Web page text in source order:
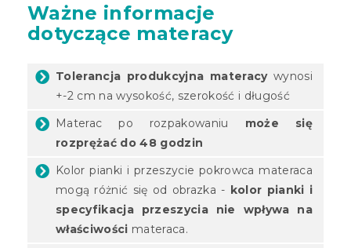
Ważne informacje
dotyczące materacy
Tolerancja produkcyjna materacywynosi
+-2 cm na wysokość, szerokość i długość
Materac po rozpakowaniu
może się
rozprężać do 48 godzin
Kolor pianki i przeszycie pokrowca materaca
mogą różnić się od obrazka - kolor pianki i
specyfikacja przeszycia nie wpływa na
właściwości materaca.